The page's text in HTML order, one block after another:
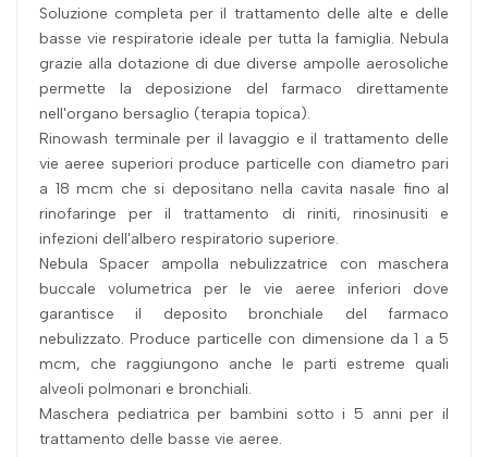
Soluzione completa per il trattamento delle alte e delle
basse vie respiratorie ideale per tutta la famiglia. Nebula
grazie alla dotazione di due diverse ampolle aerosoliche
permette la deposizione del farmaco direttamente
nell'organo bersaglio (terapia topica).
Rinowash terminale per il lavaggio e il trattamento delle
vie aeree superiori produce particelle con diametro pari
a 18 mcm che si depositano nella cavita nasale fino al
rinofaringe per il trattamento di riniti, rinosinusiti e
infezioni dell'albero respiratorio superiore.
Nebula Spacer ampolla nebulizzatrice con maschera
buccale volumetrica per le vie aeree inferiori dove
garantisce il deposito bronchiale del farmaco
nebulizzato. Produce particelle con dimensione da 1 a 5
mcm, che raggiungono anche le parti estreme quali
alveoli polmonari e bronchiali.
Maschera pediatrica per bambini sotto i 5 anni per il
trattamento delle basse vie aeree.